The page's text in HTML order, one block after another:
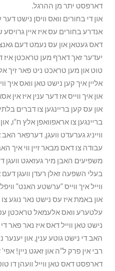
דארפסט יתר מן ההרגל.
און די בחורים וואס וויסן נישט דער
אנדרע בחורים עס איז איין גרויסע
דאס געטאן און עס נעמט דעם
יעדער זאך דארף מען טראכטן איז
טוט און מען טראכט ניט פאר זיך
אליין איך קען נישט טאן וואס איך
און איך ווייס אז דער ענין איז אין
און עס קען בריינגען צו דברים
בריינגען צו אראפוואפן אלץ ח”ו,
ווייניג גערעדט וועגן, דערפאר האב
עבודה צו דאס מבאר זיין ווי איך
משפיעים האבן מיר געזאגט וועגן
בעלי השפעה זאלן רעדן וועגן דעם
ווייל איך ווייס ”ערשטע האנט”
און באמת איז עס נישט נאר נוגע צו
עלטערע וואס אלעמאל טראכטן עס
נישט טאן ווייל דאס איז נאר פאר
האב די נישט גוטע ענין, און
רבי אין פרק ל”ה און זאגט ניין!
דארפסט דאס טאן ווייל וועהן דו